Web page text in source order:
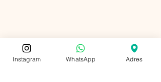
Instagram WhatsApp Adres